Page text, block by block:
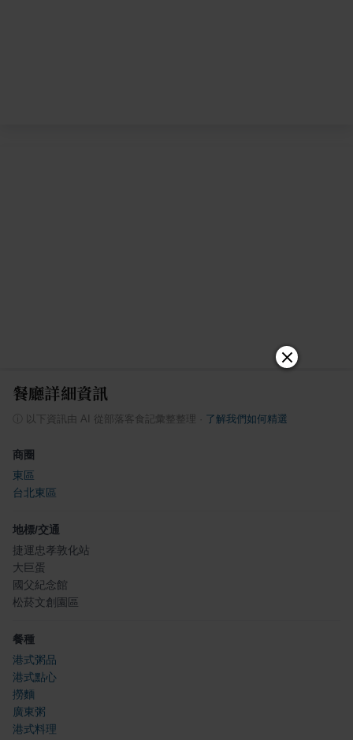
餐廳詳細資訊
ⓘ 以下資訊由 AI 從部落客食記彙整整理 了解我們如何精選
商圈
東區
台北東區
地標/交通
捷運忠孝敦化站
大巨蛋
國父紀念館
松菸文創園區
餐種
港式粥品
港式點心
撈麵
廣東粥
港式料理